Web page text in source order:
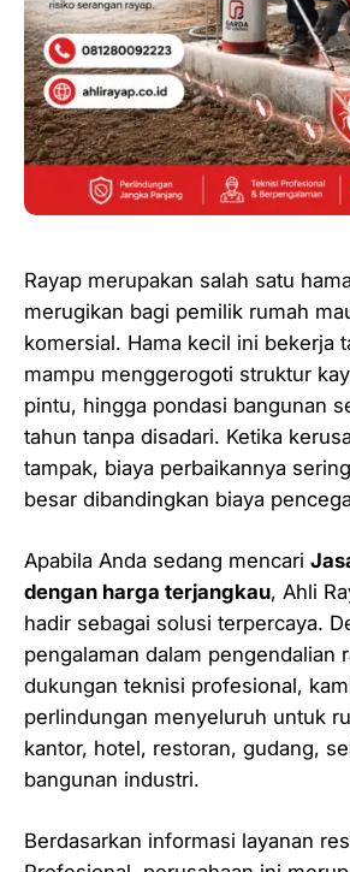
Rayap merupakan salah satu
merugikan bagi pemilik rumah
komersial. Hama kecil ini bekerja
mampu menggerogoti struktur
pintu, hingga pondasi bangunan
tahun tanpa disadari. Ketika
tampak, biaya perbaikannya
besar dibandingkan biaya
Apabila Anda sedang mencari
dengan harga terjangkau, Ahli
hadir sebagai solusi terpercaya.
pengalaman dalam pengendalian
dukungan teknisi profesional,
perlindungan menyeluruh untuk
kantor, hotel, restoran, gudang,
bangunan industri.
Berdasarkan informasi layanan